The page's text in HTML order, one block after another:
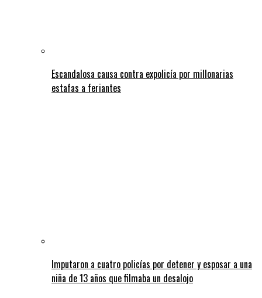
Escandalosa causa contra expolicía por millonarias
estafas a feriantes
Imputaron a cuatro policías por detener y esposar a una
niña de 13 años que filmaba un desalojo